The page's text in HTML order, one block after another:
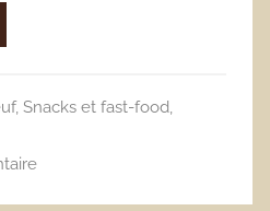
, Snacks et fast-food,